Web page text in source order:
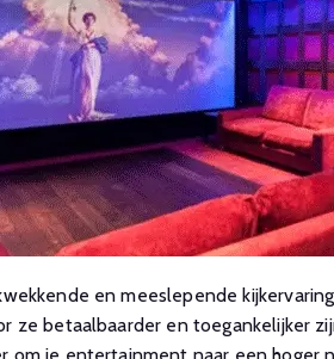
en meeslepende
ze betaalbaarder en toegankelijker